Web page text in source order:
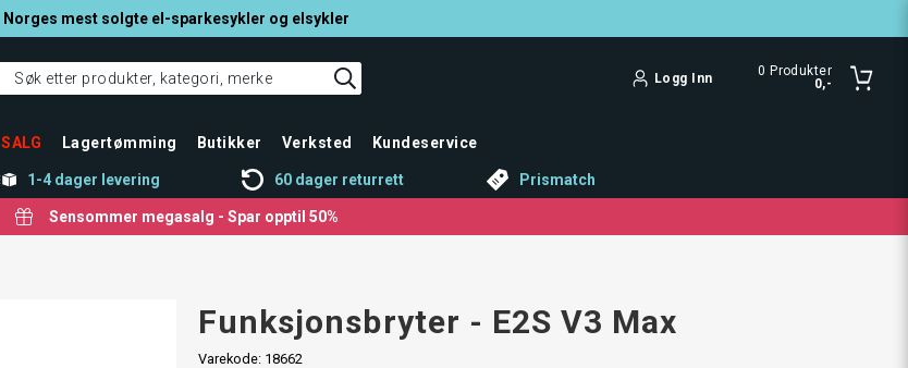
Norges mest solgte el-sparkesykler og elsykler
Logg Inn 0 Produkter
0,-
SALG Lagertømming Butikker Verksted Kundeservice
1-4 dager levering 60 dager returrett Prismatch
Sensommer megasalg - Spar opptil 50%
Funksjonsbryter - E2S V3 Max
Varekode: 18662